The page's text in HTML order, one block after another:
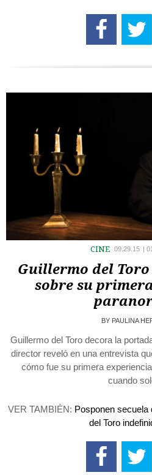
CINE 09.29.15
Guillermo del
sobre su
BY PAULINA
Guillermo del Toro decora la
director reveló en una entrevista
cómo fue su primera
cuando
VER TAMBIÉN: Posponen
del Toro